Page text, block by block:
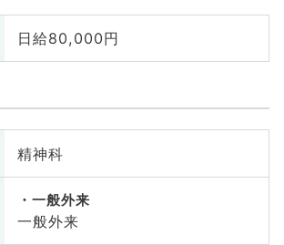
日給80,000円
精神科
一般外来
一般外来